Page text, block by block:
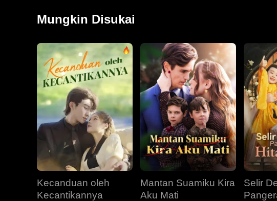
Mungkin Disukai
Kecanduan oleh
Kecantikannya
Mantan Suamiku Kira
Aku Mati
Selir